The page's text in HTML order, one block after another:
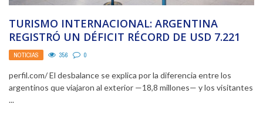
TURISMO INTERNACIONAL: ARGENTINA
REGISTRÓ UN DÉFICIT RÉCORD DE USD 7.221
MILLONES EN 2025
NOTICIAS 356 0
perfil.com/ El desbalance se explica por la diferencia entre los
argentinos que viajaron al exterior —18,8 millones— y los visitantes
...